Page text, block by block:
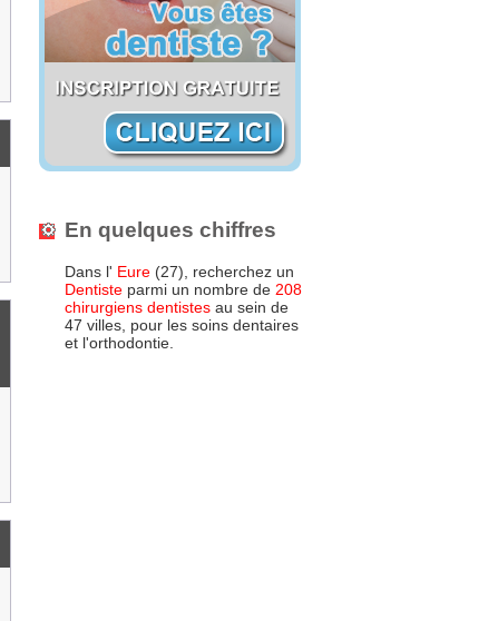
En quelques chiffres
Dans l' Eure (27), recherchez un
Dentiste parmi un nombre de 208
chirurgiens dentistes au sein de
47 villes, pour les soins dentaires
et l'orthodontie.